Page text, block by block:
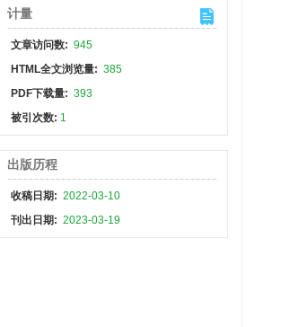
计量
文章访问数: 945
HTML全文浏览量: 385
PDF下载量: 393
被引次数: 1
出版历程
收稿日期: 2022-03-10
刊出日期: 2023-03-19